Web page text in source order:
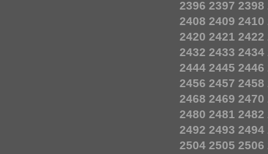
2396 2397 2398
2408 2409 2410
2420 2421 2422
2432 2433 2434
2444 2445 2446
2456 2457 2458
2468 2469 2470
2480 2481 2482
2492 2493 2494
2504 2505 2506